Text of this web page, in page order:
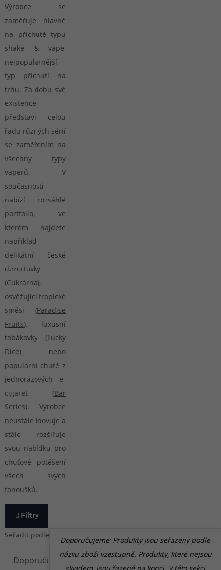
Výrobce se
zaměřuje hlavně
na příchutě typu
shake & vape,
nejpopulárnější
typ příchutí na
trhu. Za dobu své
existence
představil celou
řadu různých sérií
se zaměřením na
všechny typy
vaperů. V
současnosti
nabízí rozsáhlé
portfolio, ve
kterém najdete
například
delikátní české
dezertovky
(Cukrárna),
osvěžující tropické
směsi (Paradise
Fruits), luxusní
tabákovky (Lucky
Dice) nebo
populární chutě z
jednorázových e-
cigaret (Bar
Series). Výrobce
neustále inovuje a
stále rozšiřuje
svou nabídku pro
chuťové potěšení
všech svých
fanoušků.
Filtry
Seřadit podle
Doporučujeme: Produkty jsou seřazeny podle
názvu zboží vzestupně. Produkty, které nejsou
skladem, jsou řazené na konci. V této sekci